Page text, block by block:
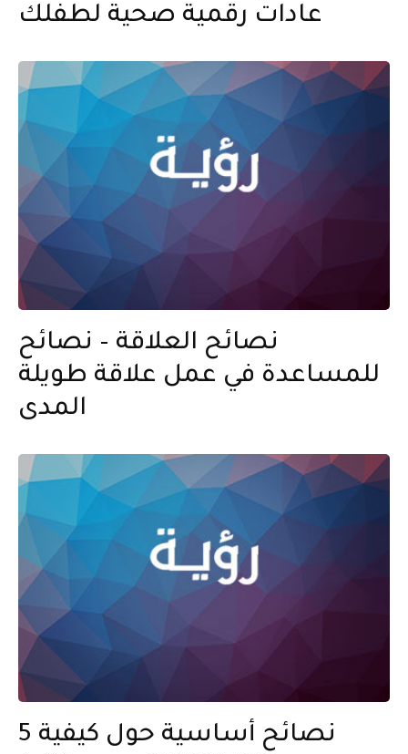
عادات رقمية صحية لطفلك
نصائح العلاقة – نصائح
للمساعدة في عمل علاقة طويلة
المدى
5 نصائح أساسية حول كيفية